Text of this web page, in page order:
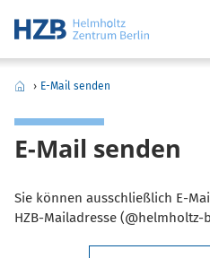
› E-Mail senden
E-Mail senden
Sie können ausschließlich E-
HZB-Mailadresse